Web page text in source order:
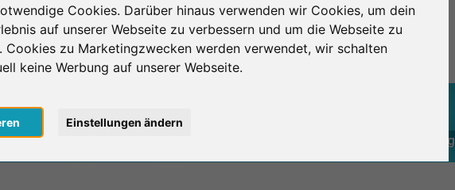
Cookies. Darüber hinaus verwenden wir Cookies, um dein
auf unserer Webseite zu verbessern und um die Webseite zu
Cookies zu Marketingzwecken werden verwendet, wir schalten
keine Werbung auf unserer Webseite.
Einstellungen ändern
erhaltene
erbrachte 0
0
in Minuten
Durchschnittliche Bewertung